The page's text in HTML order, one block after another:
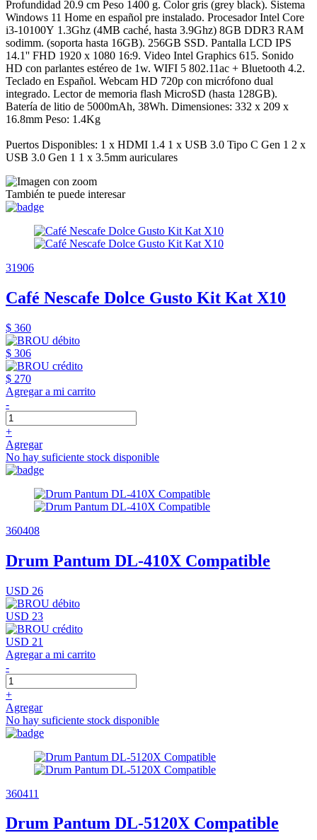
Profundidad 20.9 cm Peso 1400 g. Color gris (grey black). Sistema
Windows 11 Home en español pre instalado. Procesador Intel Core
i3-10100Y 1.3Ghz (4MB caché, hasta 3.9Ghz) 8GB DDR3 RAM
sodimm. (soporta hasta 16GB). 256GB SSD. Pantalla LCD IPS
14.1'' FHD 1920 x 1080 16:9. Video Intel Graphics 615. Sonido
HD con parlantes estéreo de 1w. WIFI 5 802.11ac + Bluetooth 4.2.
Teclado en Español. Webcam HD 720p con micrófono dual
integrado. Lector de memoria flash MicroSD (hasta 128GB).
Batería de litio de 5000mAh, 38Wh. Dimensiones: 332 x 209 x
16.8mm Peso: 1.4Kg
Puertos Disponibles: 1 x HDMI 1.4 1 x USB 3.0 Tipo C Gen 1 2 x
USB 3.0 Gen 1 1 x 3.5mm auriculares
También te puede interesar
31906
Café Nescafe Dolce Gusto Kit Kat X10
$ 360
$ 306
$ 270
Agregar a mi carrito
-
+
Agregar
No hay suficiente stock disponible
360408
Drum Pantum DL-410X Compatible
USD 26
USD 23
USD 21
Agregar a mi carrito
-
+
Agregar
No hay suficiente stock disponible
360411
Drum Pantum DL-5120X Compatible